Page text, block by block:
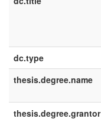
dc.type
thesis.degree.name
thesis.degree.grantor